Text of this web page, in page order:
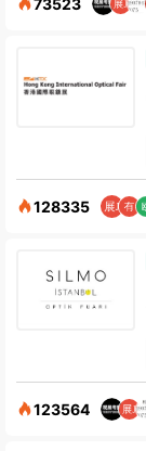
128335
123564